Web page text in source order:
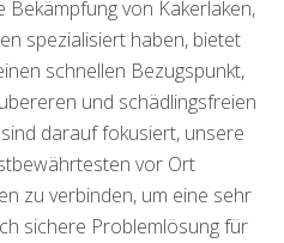
Bekämpfung von Kakerlaken,
spezialisiert haben, bietet
schnellen Bezugspunkt,
und schädlingsfreien
darauf fokusiert, unsere
vor Ort
zu verbinden, um eine sehr
sichere Problemlösung für